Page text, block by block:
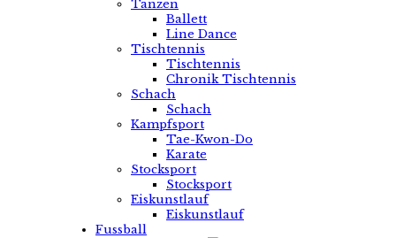
Tanzen
Ballett
Line Dance
Tischtennis
Tischtennis
Chronik Tischtennis
Schach
Schach
Kampfsport
Tae-Kwon-Do
Karate
Stocksport
Stocksport
Eiskunstlauf
Eiskunstlauf
Fussball